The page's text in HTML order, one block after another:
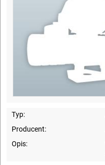
Typ:
Producent:
Opis: